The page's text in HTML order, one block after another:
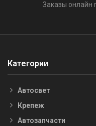
Заказы онлайн
Категории
Автосвет
Крепеж
Автозапчасти